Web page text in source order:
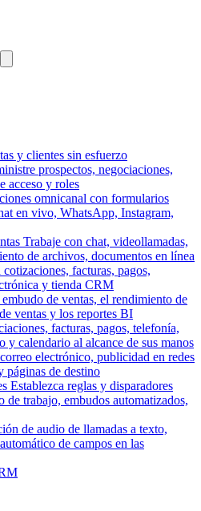
y clientes sin esfuerzo
prospectos, negociaciones,
acceso y roles
omnicanal con formularios
en vivo, WhatsApp, Instagram,
Trabaje con chat, videollamadas,
de archivos, documentos en línea
cotizaciones, facturas, pagos,
y tienda CRM
de ventas, el rendimiento de
ventas y los reportes BI
facturas, pagos, telefonía,
y calendario al alcance de sus manos
electrónico, publicidad en redes
páginas de destino
Establezca reglas y disparadores
trabajo, embudos automatizados,
de audio de llamadas a texto,
de campos en las